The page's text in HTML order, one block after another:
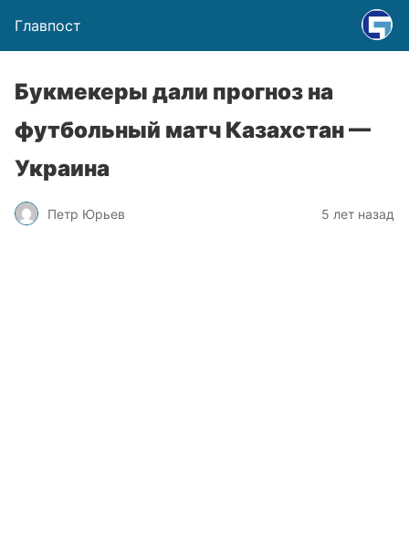
Главпост
Букмекеры дали прогноз на
футбольный матч Казахстан —
Украина
Петр Юрьев 5 лет назад